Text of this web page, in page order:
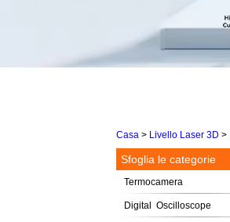
Casa > Livello Laser 3D >
Sfoglia le categorie
Termocamera
Digital Oscilloscope